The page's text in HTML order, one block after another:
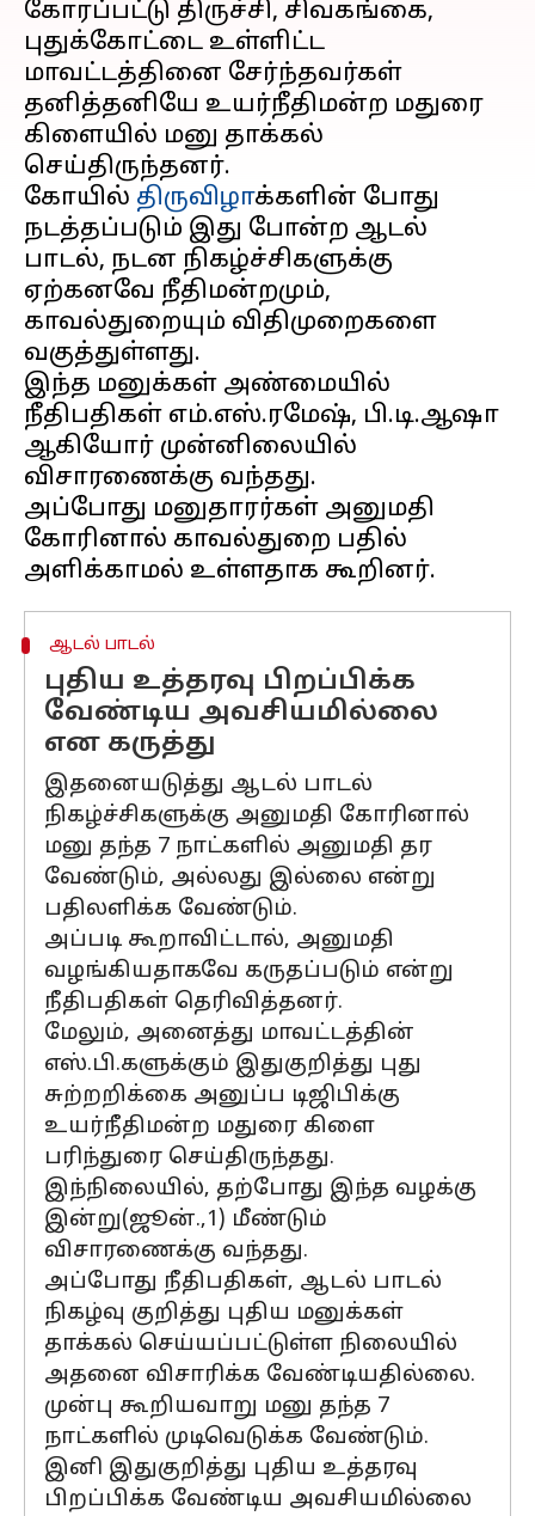
கோரப்பட்டு திருச்சி, சிவகங்கை,
புதுக்கோட்டை உள்ளிட்ட
மாவட்டத்தினை சேர்ந்தவர்கள்
தனித்தனியே உயர்நீதிமன்ற மதுரை
கிளையில் மனு தாக்கல்
செய்திருந்தனர்.
கோயில் திருவிழாக்களின் போது
நடத்தப்படும் இது போன்ற ஆடல்
பாடல், நடன நிகழ்ச்சிகளுக்கு
ஏற்கனவே நீதிமன்றமும்,
காவல்துறையும் விதிமுறைகளை
வகுத்துள்ளது.
இந்த மனுக்கள் அண்மையில்
நீதிபதிகள் எம்.எஸ்.ரமேஷ், பி.டி.ஆஷா
ஆகியோர் முன்னிலையில்
விசாரணைக்கு வந்தது.
அப்போது மனுதாரர்கள் அனுமதி
கோரினால் காவல்துறை பதில்
ஆடல் பாடல்
புதிய உத்தரவு பிறப்பிக்க
வேண்டிய அவசியமில்லை
என கருத்து
இதனையடுத்து ஆடல் பாடல்
நிகழ்ச்சிகளுக்கு அனுமதி கோரினால்
மனு தந்த 7 நாட்களில் அனுமதி தர
வேண்டும், அல்லது இல்லை என்று
பதிலளிக்க வேண்டும்.
அப்படி கூறாவிட்டால், அனுமதி
வழங்கியதாகவே கருதப்படும் என்று
நீதிபதிகள் தெரிவித்தனர்.
மேலும், அனைத்து மாவட்டத்தின்
எஸ்.பி.களுக்கும் இதுகுறித்து புது
சுற்றறிக்கை அனுப்ப டிஜிபிக்கு
உயர்நீதிமன்ற மதுரை கிளை
பரிந்துரை செய்திருந்தது.
இந்நிலையில், தற்போது இந்த வழக்கு
இன்று(ஜூன்.,1) மீண்டும்
விசாரணைக்கு வந்தது.
அப்போது நீதிபதிகள், ஆடல் பாடல்
நிகழ்வு குறித்து புதிய மனுக்கள்
தாக்கல் செய்யப்பட்டுள்ள நிலையில்
அதனை விசாரிக்க வேண்டியதில்லை.
முன்பு கூறியவாறு மனு தந்த 7
நாட்களில் முடிவெடுக்க வேண்டும்.
இனி இதுகுறித்து புதிய உத்தரவு
பிறப்பிக்க வேண்டிய அவசியமில்லை